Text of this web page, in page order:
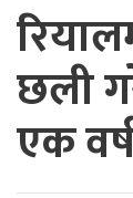
छली
एक